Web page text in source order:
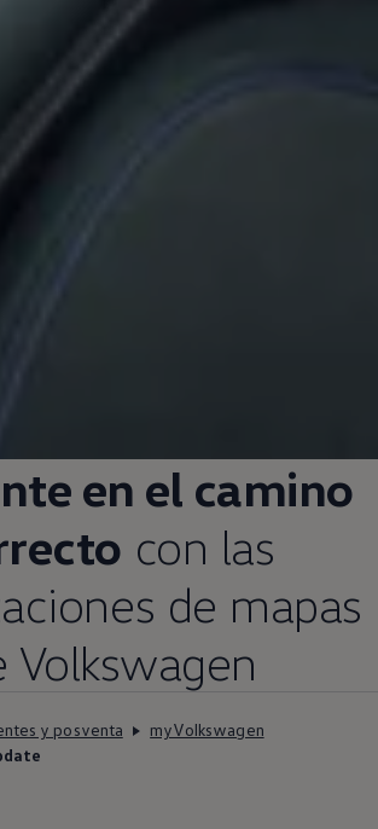
en el camino
con las
de mapas
Volkswagen
y posventa
myVolkswagen